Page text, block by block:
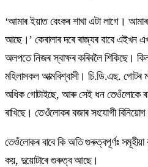
‘আমাৰ ইয়াত বেংকৰ শাখা এটা লাগে। আমাৰ
আছে।’ কেৰালাৰ দৰে ৰাজ্যৰ বাবে এইখন
অলপতে নিজৰ স্বাক্ষৰ কৰিবলৈ শিকিছে।
মহিলাসকল আত্মবিশ্বাসী। চি.ডি.এছ. গোটৰ
অধিক গোটাইছে, আৰু সেই ধন তেওঁলোকে
ৰাখিছে। তেওঁলোকৰ বজাৰ সংযোগী বিনিয়োগ
তেওঁলোকৰ বাবে কি অতি গুৰুত্বপূৰ্ণঃ
কয়, দুয়োটাৰে গুৰুত্ব আছে।